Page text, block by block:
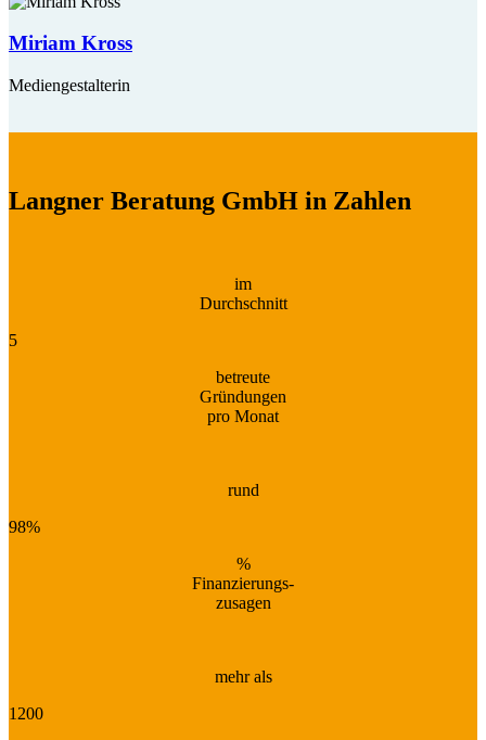
Miriam Kross
Mediengestalterin
Langner Beratung GmbH in Zahlen
im
Durchschnitt
5
betreute
Gründungen
pro Monat
rund
98%
%
Finanzierungs-
zusagen
mehr als
1200